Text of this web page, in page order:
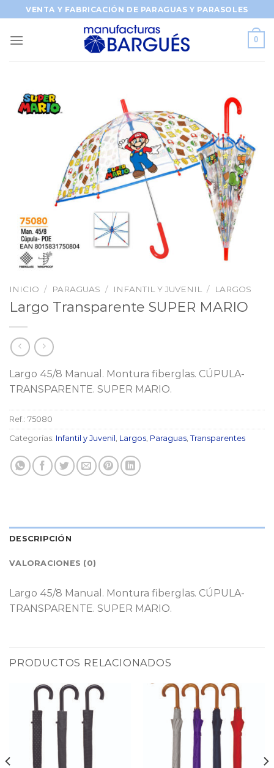
Saltar
al
contenido
VENTA Y FABRICACIÓN DE PARAGUAS Y PARASOLES
0
INICIO / PARAGUAS / INFANTIL Y JUVENIL / LARGOS
Largo Transparente SUPER MARIO
Largo 45/8 Manual. Montura fiberglas. CÚPULA-
TRANSPARENTE. SUPER MARIO.
Ref.: 75080
Categorías: Infantil y Juvenil , Largos, Paraguas, Transparentes
DESCRIPCIÓN
VALORACIONES (0)
Largo 45/8 Manual. Montura fiberglas. CÚPULA-
TRANSPARENTE. SUPER MARIO.
PRODUCTOS RELACIONADOS